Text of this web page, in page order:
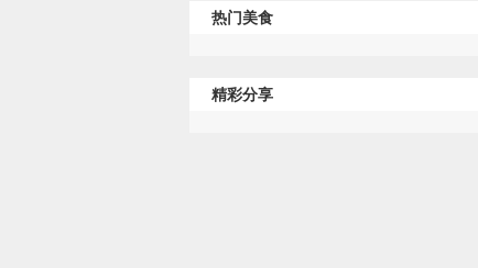
热门美食
精彩分享